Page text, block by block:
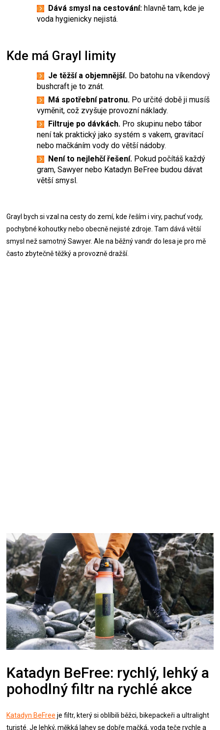
Dává smysl na cestování: hlavně tam, kde je
voda hygienicky nejistá.
Kde má Grayl limity
Je těžší a objemnější. Do batohu na víkendový
bushcraft je to znát.
Má spotřební patronu. Po určité době ji musíš
vyměnit, což zvyšuje provozní náklady.
Filtruje po dávkách. Pro skupinu nebo tábor
není tak praktický jako systém s vakem, gravitací
nebo mačkáním vody do větší nádoby.
Není to nejlehčí řešení. Pokud počítáš každý
gram, Sawyer nebo Katadyn BeFree budou dávat
větší smysl.
Grayl bych si vzal na cesty do zemí, kde řeším i viry, pachuť vody,
pochybné kohoutky nebo obecně nejisté zdroje. Tam dává větší
smysl než samotný Sawyer. Ale na běžný vandr do lesa je pro mě
často zbytečně těžký a provozně dražší.
Katadyn BeFree: rychlý, lehký a
pohodlný filtr na rychlé akce
Katadyn BeFree je filtr, který si oblíbili běžci, bikepackeři a ultralight
turisté. Je lehký, měkká lahev se dobře mačká, voda teče rychle a